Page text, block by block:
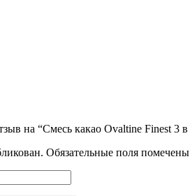
на “Смесь какао Ovaltine Finest 3
Обязательные поля помечены